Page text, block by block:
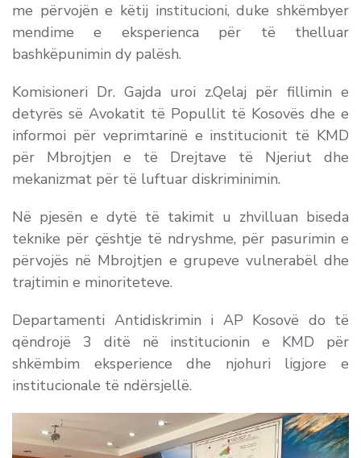
me përvojën e këtij institucioni, duke shkëmbyer
mendime e eksperienca për të thelluar
bashkëpunimin dy palësh.
Komisioneri Dr. Gajda uroi z.Qelaj për fillimin e
detyrës së Avokatit të Popullit të Kosovës dhe e
informoi për veprimtarinë e institucionit të KMD
për Mbrojtjen e të Drejtave të Njeriut dhe
mekanizmat për të luftuar diskriminimin.
Në pjesën e dytë të takimit u zhvilluan biseda
teknike për çështje të ndryshme, për pasurimin e
përvojës në Mbrojtjen e grupeve vulnerabël dhe
trajtimin e minoriteteve.
Departamenti Antidiskrimin i AP Kosovë do të
qëndrojë 3 ditë në institucionin e KMD për
shkëmbim eksperience dhe njohuri ligjore e
institucionale të ndërsjellë.